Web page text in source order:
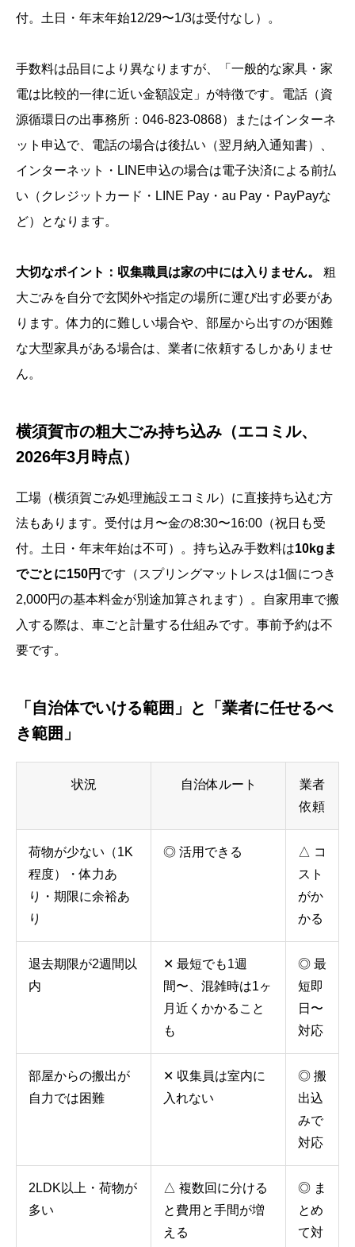
付。土日・年末年始12/29〜1/3は受付なし）。
手数料は品目により異なりますが、「一般的な家具・家
電は比較的一律に近い金額設定」が特徴です。電話（資
源循環日の出事務所：046-823-0868）またはインターネ
ット申込で、電話の場合は後払い（翌月納入通知書）、
インターネット・LINE申込の場合は電子決済による前払
い（クレジットカード・LINE Pay・au Pay・PayPayな
ど）となります。
大切なポイント：収集職員は家の中には入りません。
粗
大ごみを自分で玄関外や指定の場所に運び出す必要があ
ります。体力的に難しい場合や、部屋から出すのが困難
な大型家具がある場合は、業者に依頼するしかありませ
ん。
横須賀市の粗大ごみ持ち込み（エコミル、
2026年3月時点）
工場（横須賀ごみ処理施設エコミル）に直接持ち込む方
法もあります。受付は月〜金の8:30〜16:00（祝日も受
付。土日・年末年始は不可）。持ち込み手数料は10kgま
でごとに150円 です（スプリングマットレスは1個につき
2,000円の基本料金が別途加算されます）。自家用車で搬
入する際は、車ごと計量する仕組みです。事前予約は不
要です。
「自治体でいける範囲」と「業者に任せるべ
き範囲」
状況 自治体ルート
業者
依頼
荷物が少ない（1K
程度）・体力あ
り・期限に余裕あ
り
◎ 活用できる
△ コ
スト
がか
かる
退去期限が2週間以
内
✕ 最短でも1週
間〜、混雑時は1ヶ
月近くかかること
も
◎ 最
短即
日〜
対応
部屋からの搬出が
自力では困難
✕ 収集員は室内に
入れない
◎ 搬
出込
みで
対応
2LDK以上・荷物が
多い
△ 複数回に分ける
と費用と手間が増
える
◎ ま
とめ
て対